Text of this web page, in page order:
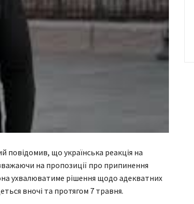
що українська реакція на
на пропозиції про припинення
ухвалюватиме рішення щодо адекватних
вночі та протягом 7 травня.